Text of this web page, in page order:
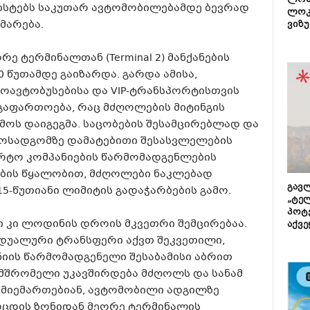
საკუთარ ავტომობილებამდე ბევრად
ტერმინალთან (Terminal 2) მანქანების
გაიზარდა. გარდა ამისა,
და VIP-ტრანსპორტისთვის
რაც მძღოლების მიტინგის
დაიგეგმა. საცობების შესამცირებლად და
დამატებითი შესასვლელების
კომპანიების წარმომადგენლების
წყალობით, მძღოლები ნაკლებად
წუთიანი ლიმიტის გადაჭარბების გამო.
კი ლოდინის დროის მკვეთრი შემცირებაა.
ტრანსფერი აქვთ შეკვეთილი,
წარმომადგენელი შესაბამისი აბრით
უკავშირდება მძღოლს და სანამ
ავტომობილი ადგილზე